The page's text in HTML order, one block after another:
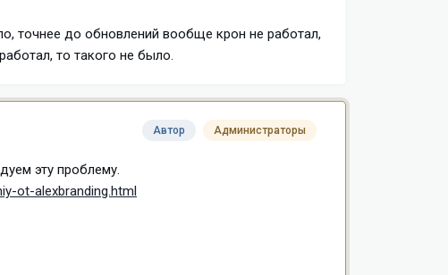
точнее до обновлений вообще крон не работал,
то такого не было.
Автор Администраторы
эту проблему.
ot-alexbranding.html